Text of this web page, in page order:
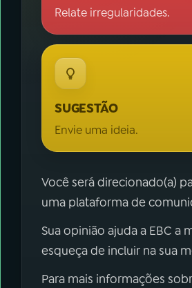
Relate irregularidades.
SUGESTÃO
Envie uma ideia.
Você será direcionado(a)
uma plataforma de
Sua opinião ajuda a EBC
esqueça de incluir na sua
Para mais informações